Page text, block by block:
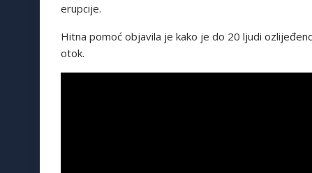
erupcije.
Hitna pomoć objavila je kako je do 20 ljudi
otok.